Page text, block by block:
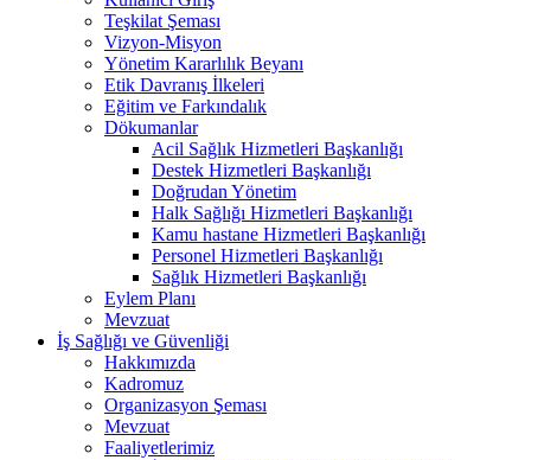
Teşkilat Şeması
Vizyon-Misyon
Yönetim Kararlılık Beyanı
Etik Davranış İlkeleri
Eğitim ve Farkındalık
Dökumanlar
Acil Sağlık Hizmetleri Başkanlığı
Destek Hizmetleri Başkanlığı
Doğrudan Yönetim
Halk Sağlığı Hizmetleri Başkanlığı
Kamu hastane Hizmetleri Başkanlığı
Personel Hizmetleri Başkanlığı
Sağlık Hizmetleri Başkanlığı
Eylem Planı
Mevzuat
İş Sağlığı ve Güvenliği
Hakkımızda
Kadromuz
Organizasyon Şeması
Mevzuat
Faaliyetlerimiz